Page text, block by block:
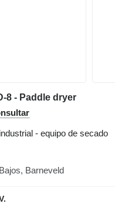
8 - Paddle dryer
- equipo de secado
Barneveld